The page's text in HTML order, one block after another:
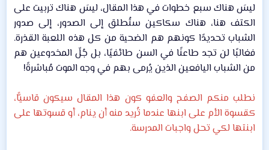
ليسَ هناك سبع خطوات في هذا المقال، ليسَ هناك تربيت على
الكتف هنا، هناك سكاكين ستُطلق إلى الصدور، إلى صدور
الشباب تحديدًا كونهم هم الضحية من كل هذه اللعبة القذرة.
فغالبًا لن تجد طاعنًا في السن طائفيًا، بل جُلّ المخدوعين هم
من الشباب اليافعين الذين يُرمى بهم في وجه الموت مُباشرةً!​
نطلب منكم الصفح والعفو كون هذا المقال سيكون قاسيًّا،
كقسوة الأم على ابنها عندما تُريد منه أن ينام، أو قسوتها على
ابنتها لكي تحل واجبات المدرسة.